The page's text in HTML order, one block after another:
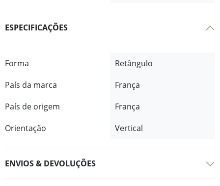
ESPECIFICAÇÕES
Forma
Retângulo
País da marca
França
País de origem
França
Orientação
Vertical
ENVIOS & DEVOLUÇÕES